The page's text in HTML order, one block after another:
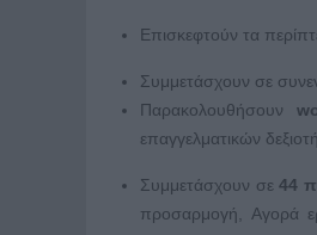
Επισκεφτούν τα
Συμμετάσχουν σε
Παρακολουθήσουν
επαγγελματικών
Συμμετάσχουν σε44
προσαρμογή, Αγορά